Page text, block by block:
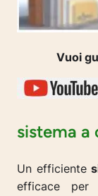
Vuoi
sistema a
Un efficiente
efficace per